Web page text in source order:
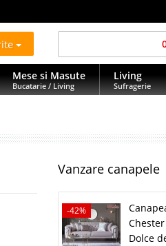
Mese si Masute
Bucatarie / Living
Living
Sufragerie
Vanzare canapele
-42%
Dolce